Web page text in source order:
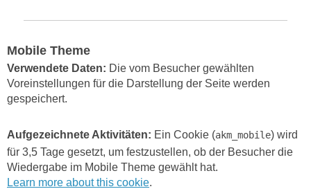
Mobile Theme
Verwendete Daten: Die vom Besucher gewählten
Voreinstellungen für die Darstellung der Seite werden
gespeichert.
Aufgezeichnete Aktivitäten: Ein Cookie (akm_mobile) wird
für 3,5 Tage gesetzt, um festzustellen, ob der Besucher die
Wiedergabe im Mobile Theme gewählt hat.
Learn more about this cookie.